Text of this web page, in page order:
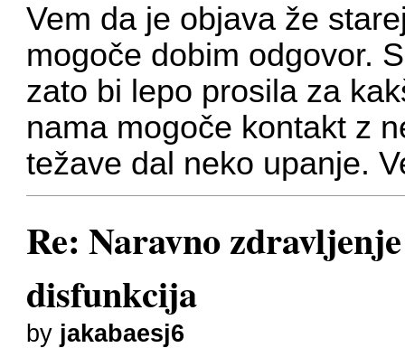
Vem da je objava že
mogoče dobim odgovor.
zato bi lepo prosila za
nama mogoče kontakt z
težave dal neko upanje.
Re: Naravno
disfunkcija
by jakabaesj6